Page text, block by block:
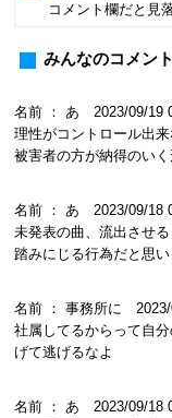
コメント欄だと見
みんなのコメント
名前 ： あ 2023/09/19
理性がコントロール出
被害者の方が納得のい
名前 ： あ 2023/09/18
未発表の曲、流出させ
踏みにじる行為だと思い
名前 ： 事務所に 2023/
社属してるからって自
げて逃げるなよ
名前 ： あ 2023/09/18